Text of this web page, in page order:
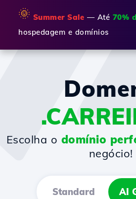
🌞 Summer Sale — Até 70%
hospedagem e domínios
Escolha o domínio
negócio!
Standard AI